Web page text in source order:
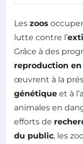
Les zoos
lutte contre l’
Grâce à des
reproduction
œuvrent à la
génétique et à
animales en
efforts de
du public, les